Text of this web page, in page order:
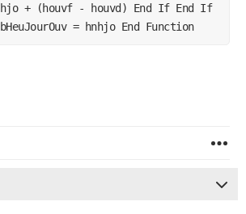
+ (houvf - houvd) End If End If
= hnhjo End Function